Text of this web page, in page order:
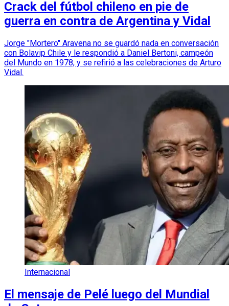
Crack del fútbol chileno en pie de
guerra en contra de Argentina y Vidal
Jorge "Mortero" Aravena no se guardó nada en conversación
con Bolavip Chile y le respondió a Daniel Bertoni, campeón
del Mundo en 1978, y se refirió a las celebraciones de Arturo
Vidal.
Internacional
El mensaje de Pelé luego del Mundial